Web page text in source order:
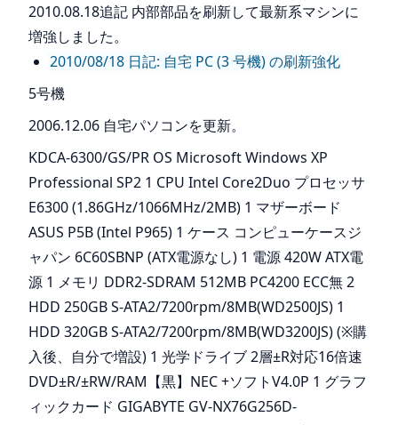
2010.08.18追記 内部部品を刷新して最新系マシンに
増強しました。
2010/08/18 日記: 自宅 PC (3 号機) の刷新強化
5号機
2006.12.06 自宅パソコンを更新。
KDCA-6300/GS/PR OS Microsoft Windows XP
Professional SP2 1 CPU Intel Core2Duo プロセッサ
E6300 (1.86GHz/1066MHz/2MB) 1 マザーボード
ASUS P5B (Intel P965) 1 ケース コンピューケースジ
ャパン 6C60SBNP (ATX電源なし) 1 電源 420W ATX電
源 1 メモリ DDR2-SDRAM 512MB PC4200 ECC無 2
HDD 250GB S-ATA2/7200rpm/8MB(WD2500JS) 1
HDD 320GB S-ATA2/7200rpm/8MB(WD3200JS) (※購
入後、自分で増設) 1 光学ドライブ 2層±R対応16倍速
DVD±R/±RW/RAM【黒】NEC +ソフトV4.0P 1 グラフ
ィックカード GIGABYTE GV-NX76G256D-